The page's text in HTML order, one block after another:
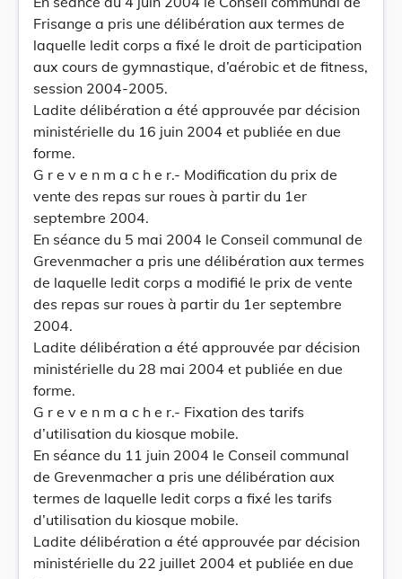
Frisange a pris une délibération aux termes de
laquelle ledit corps a fixé le droit de participation
aux cours de gymnastique, d’aérobic et de fitness,
session 2004-2005.
Ladite délibération a été approuvée par décision
ministérielle du 16 juin 2004 et publiée en due
forme.
G r e v e n m a c h e r.- Modification du prix de
vente des repas sur roues à partir du 1er
septembre 2004.
En séance du 5 mai 2004 le Conseil communal de
Grevenmacher a pris une délibération aux termes
de laquelle ledit corps a modifié le prix de vente
des repas sur roues à partir du 1er septembre
2004.
Ladite délibération a été approuvée par décision
ministérielle du 28 mai 2004 et publiée en due
forme.
G r e v e n m a c h e r.- Fixation des tarifs
d’utilisation du kiosque mobile.
En séance du 11 juin 2004 le Conseil communal
de Grevenmacher a pris une délibération aux
termes de laquelle ledit corps a fixé les tarifs
d’utilisation du kiosque mobile.
Ladite délibération a été approuvée par décision
ministérielle du 22 juillet 2004 et publiée en due